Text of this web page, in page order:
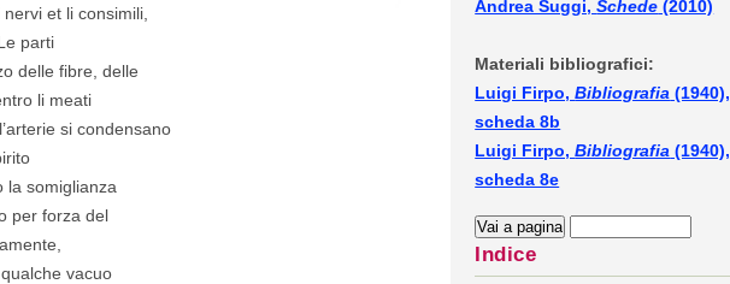
et li consimili,
parti
delle fibre, delle
li meati
si condensano
la somiglianza
per forza del
vacuo
Andrea Suggi,Schede (2010)
Materiali bibliografici:
Luigi Firpo,Bibliografia (1940),
scheda 8b
Luigi Firpo,Bibliografia (1940),
scheda 8e
Indice